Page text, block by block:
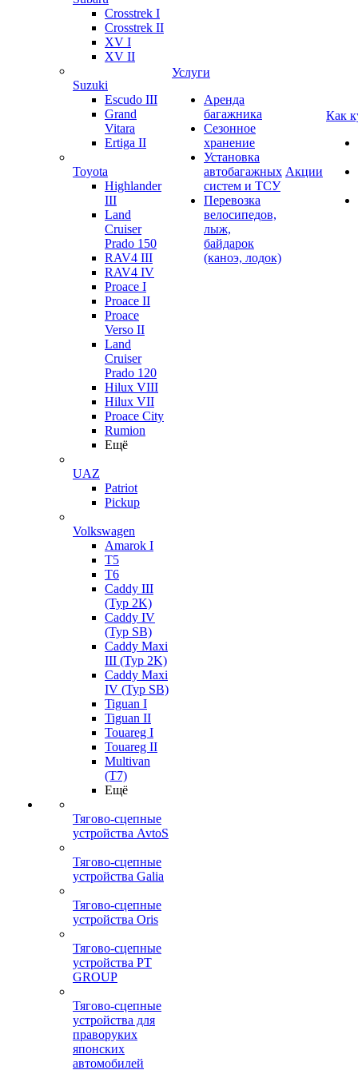
Crosstrek I
Crosstrek II
XV I
XV II
Suzuki
Escudo III
Grand
Vitara
Ertiga II
Toyota
Highlander
III
Land
Cruiser
Prado 150
RAV4 III
RAV4 IV
Proace I
Proace II
Proace
Verso II
Land
Cruiser
Prado 120
Hilux VIII
Hilux VII
Proace City
Rumion
Ещё
UAZ
Patriot
Pickup
Volkswagen
Amarok I
T5
T6
Caddy III
(Typ 2K)
Caddy IV
(Typ SB)
Caddy Maxi
III (Typ 2K)
Caddy Maxi
IV (Typ SB)
Tiguan I
Tiguan II
Touareg I
Touareg II
Multivan
(T7)
Ещё
Тягово-сцепные
устройства AvtoS
Тягово-сцепные
устройства Galia
Тягово-сцепные
устройства Oris
Тягово-сцепные
устройства PT
GROUP
Тягово-сцепные
устройства для
праворуких
японских
автомобилей
Услуги
Аренда
багажника
Сезонное
хранение
Установка
автобагажных
систем и ТСУ
Перевозка
велосипедов,
лыж,
байдарок
(каноэ, лодок)
Акции
Как